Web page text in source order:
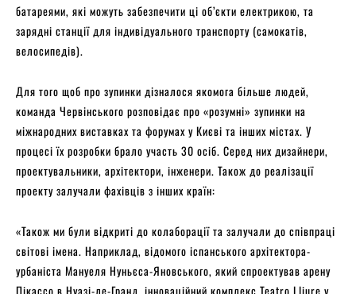
батареями, які можуть забезпечити ці об’єкти електрикою, та
зарядні станції для індивідуального транспорту (самокатів,
велосипедів).
Для того щоб про зупинки дізналося якомога більше людей,
команда Червінського розповідає про «розумні» зупинки на
міжнародних виставках та форумах у Києві та інших містах. У
процесі їх розробки брало участь 30 осіб. Серед них дизайнери,
проектувальники, архітектори, інженери. Також до реалізації
проекту залучали фахівців з інших країн:
«Також ми були відкриті до колаборації та залучали до співпраці
світові імена. Наприклад, відомого іспанського архітектора-
урбаніста Мануеля Нуньєса-Яновського, який спроектував арену
Пікассо в Нуазі-ле-Гранд, інноваційний комплекс Teatro Lliure у